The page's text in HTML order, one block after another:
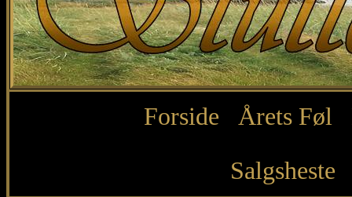
Forside Årets Føl
Salgsheste